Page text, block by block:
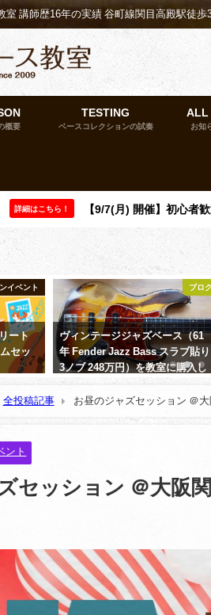
室 講師歴16年の実績 谷町線関目高殿駅徒歩
概要
TESTING
ベースコレクションの試奏
ALL
お知
詳細はこちら！ 【9/7(月) 開催】初心者
イベント
ート
セッ
ブロ
ヴィンテージジャズベース（61
年 Fender Jazz Bass スラブ貼り
3ノブ 248万円）を教室に購入し
ました。
2021年5月5日
全投稿記事 お昼のジャズセッション ＠
ント
セッション ＠大阪